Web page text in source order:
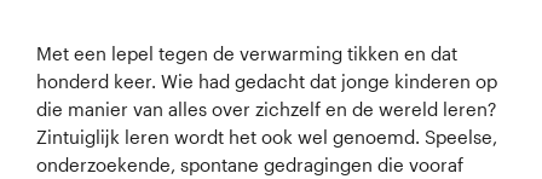
Met een lepel tegen de verwarming tikken en dat
honderd keer. Wie had gedacht dat jonge kinderen op
die manier van alles over zichzelf en de wereld leren?
Zintuiglijk leren wordt het ook wel genoemd. Speelse,
onderzoekende, spontane gedragingen die vooraf